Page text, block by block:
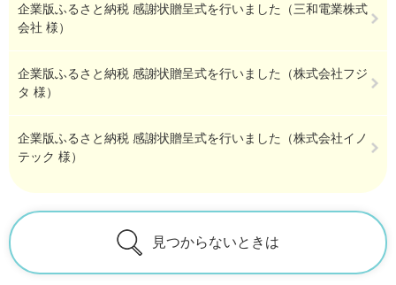
企業版ふるさと納税 感謝状贈呈式を行いました（三和電業株式
会社 様）
企業版ふるさと納税 感謝状贈呈式を行いました（株式会社フジ
タ 様）
企業版ふるさと納税 感謝状贈呈式を行いました（株式会社イノ
テック 様）
見つからないときは